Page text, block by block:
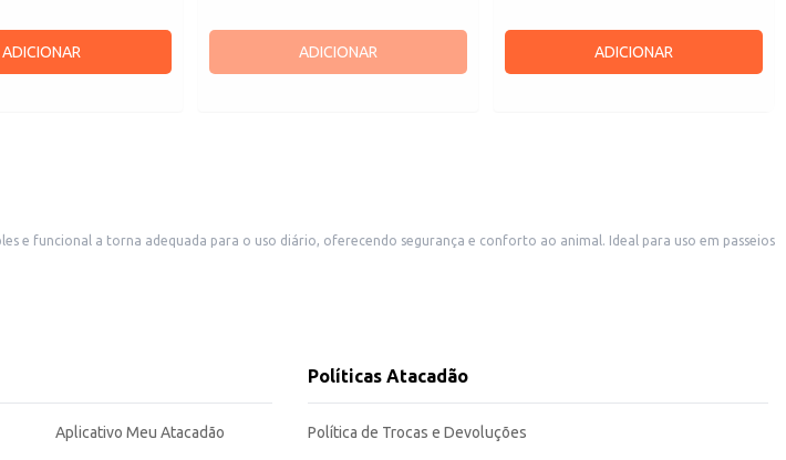
ADICIONAR ADICIONAR ADICIONAR
buscam um acessório confiável e duradouro. Sua resistência e simplicidade a tornam uma
Aplicativo Meu Atacadão
Políticas Atacadão
Política de Trocas e Devoluções